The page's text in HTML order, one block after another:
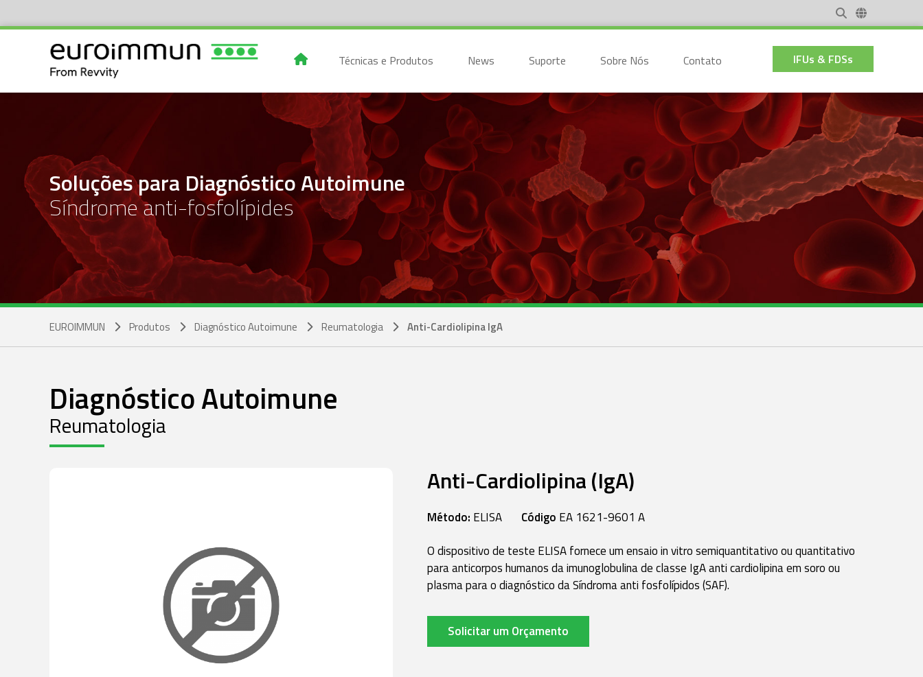
Técnicas e Produtos News Suporte Sobre Nós Contato IFUs & FDSs
Soluções para Diagnóstico Autoimune
Síndrome anti-fosfolípides
EUROIMMUN Produtos Diagnóstico Autoimune Reumatologia Anti-Cardiolipina IgA
Diagnóstico Autoimune
Reumatologia
Anti-Cardiolipina (IgA)
Método: ELISA Código EA 1621-9601 A
O dispositivo de teste ELISA fornece um ensaio in vitro semiquantitativo ou quantitativo
para anticorpos humanos da imunoglobulina de classe IgA anti cardiolipina em soro ou
plasma para o diagnóstico da Síndroma anti fosfolípidos (SAF).
Solicitar um Orçamento